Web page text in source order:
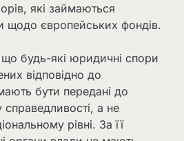
які займаються
щодо європейських фондів.
що будь-які юридичні спори
відповідно до
бути передані до
а не
рівні. За її